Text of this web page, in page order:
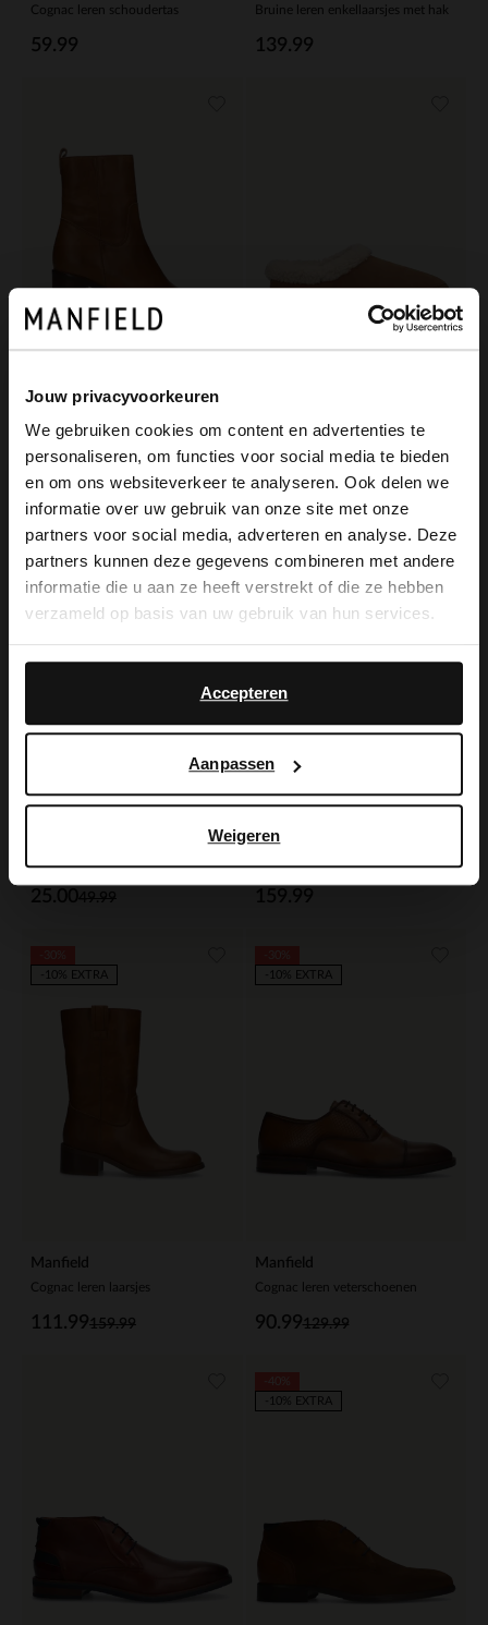
Jouw privacyvoorkeuren
We gebruiken cookies om content en advertenties te
personaliseren, om functies voor social media te bieden
en om ons websiteverkeer te analyseren. Ook delen we
informatie over uw gebruik van onze site met onze
partners voor social media, adverteren en analyse. Deze
partners kunnen deze gegevens combineren met andere
informatie die u aan ze heeft verstrekt of die ze hebben
verzameld op basis van uw gebruik van hun services.
Accepteren
Aanpassen
Weigeren
Cognac leren schoudertas
59.99
Bruine leren enkellaarsjes met hak
139.99
Cognac leren enkellaarsjes met hak
25.00
-50%
Manfield
Manfield
Cognac leren laarsjes
159.99
111.99
-10% EXTRA
Manfield
Cognac leren veterschoenen
129.99
90.99
-10% EXTRA
-10% EXTRA
×
View this website in English?
It looks like your language isn't Dutch. Would
you like to switch to English?
English